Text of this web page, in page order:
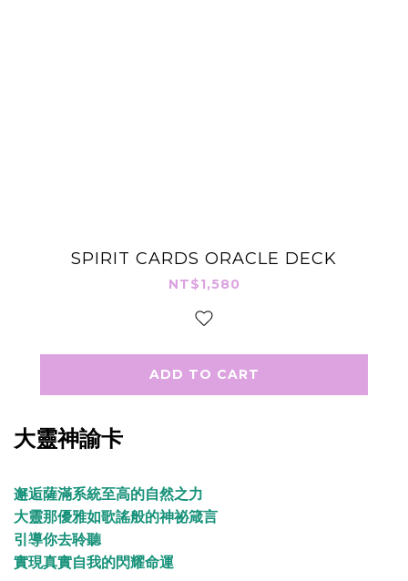
SPIRIT CARDS ORACLE DECK
NT$1,580
ADD TO CART
大靈神諭卡
邂逅薩滿系統至高的自然之力
大靈那優雅如歌謠般的神祕箴言
引導你去聆聽
實現真實自我的閃耀命運